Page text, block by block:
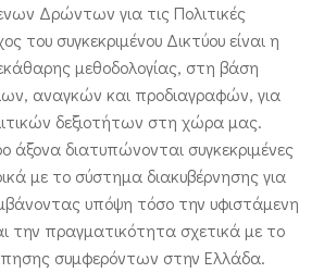
Δρώντων για τις Πολιτικές
του συγκεκριμένου Δικτύου είναι η
μεθοδολογίας, στη βάση
αναγκών και προδιαγραφών, για
δεξιοτήτων στη χώρα μας.
άξονα διατυπώνονται συγκεκριμένες
με το σύστημα διακυβέρνησης για
υπόψη τόσο την υφιστάμενη
την πραγματικότητα σχετικά με το
συμφερόντων στην Ελλάδα.